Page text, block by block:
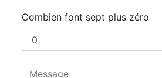
Combien font sept plus zéro